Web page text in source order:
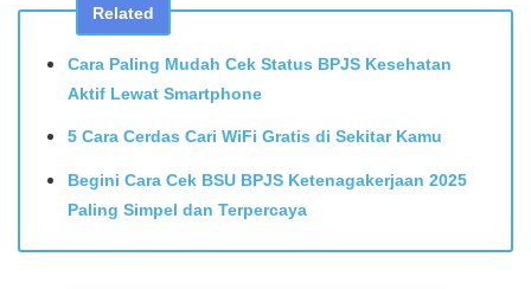
Related
Cara Paling Mudah Cek Status BPJS Kesehatan
Aktif Lewat Smartphone
5 Cara Cerdas Cari WiFi Gratis di Sekitar Kamu
Begini Cara Cek BSU BPJS Ketenagakerjaan 2025
Paling Simpel dan Terpercaya